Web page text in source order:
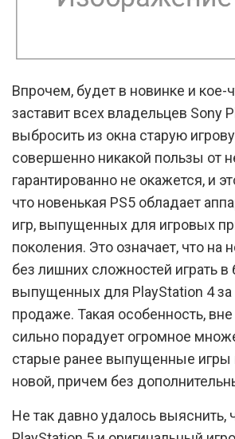
Впрочем, будет в новинке и кое-
заставит всех владельцев Sony
выбросить из окна старую
совершенно никакой пользы от
гарантированно не окажется, и
что новенькая PS5 обладает
игр, выпущенных для игровых
поколения. Это означает, что
без лишних сложностей играть в
выпущенных для PlayStation 4
продаже. Такая особенность,
сильно порадует огромное
старые ранее выпущенные игры
новой, причем без
Не так давно удалось выяснить,